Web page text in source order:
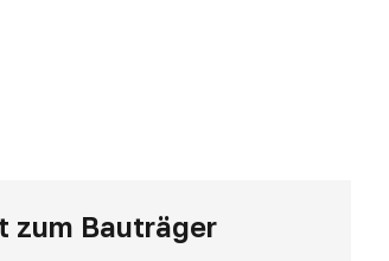
zum Bauträger